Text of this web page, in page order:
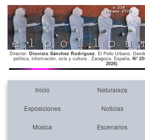
Director: Dionisio Sánchez Rodríguez. El Pollo Urbano.
política, información, ocio y cultura . Zaragoza. España. Nº
2026).
Inicio Naturaleza
Exposiciones Noticias
Música Escenarios